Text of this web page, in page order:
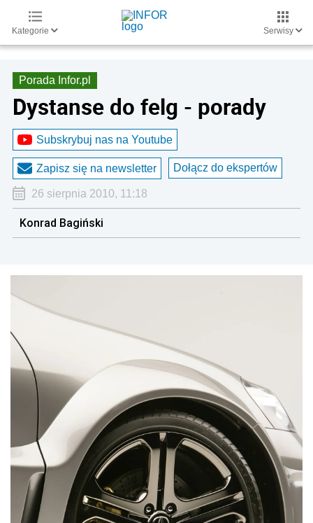
Kategorie Serwisy
Porada Infor.pl
Dystanse do felg - porady
Subskrybuj nas na Youtube
Zapisz się na newsletter Dołącz do ekspertów
26 sierpnia 2010, 11:18
Konrad Bagiński